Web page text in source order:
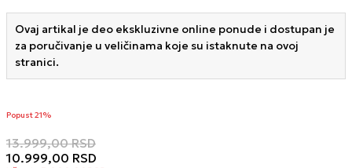
Ovaj artikal je deo ekskluzivne online ponude i dostupan je
za poručivanje u veličinama koje su istaknute na ovoj
stranici.
Popust 21%
13.999,00 RSD
10.999,00 RSD